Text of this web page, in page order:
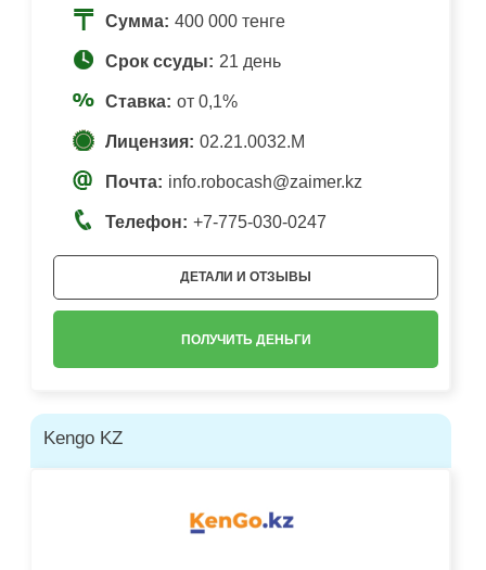
Сумма: 400 000 тенге
Срок ссуды: 21 день
Ставка: от 0,1%
Лицензия: 02.21.0032.М
Почта: info.robocash@zaimer.kz
Телефон: +7-775-030-0247
ДЕТАЛИ И ОТЗЫВЫ
ПОЛУЧИТЬ ДЕНЬГИ
Kengo KZ